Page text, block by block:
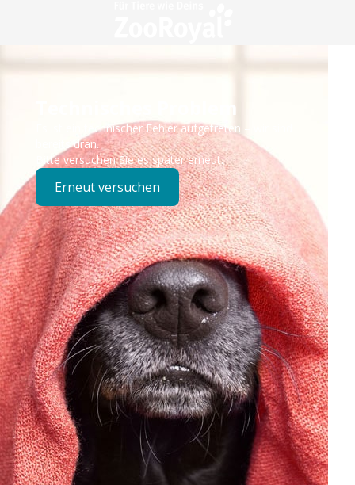
Technisches Problem
Es ist ein technischer Fehler aufgetreten – wir sind
bereits dran.
Bitte versuchen Sie es später erneut.
Erneut versuchen